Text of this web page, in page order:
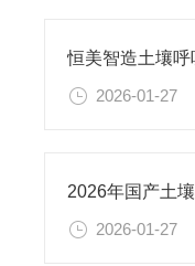
2026-01-27
2026-01-27